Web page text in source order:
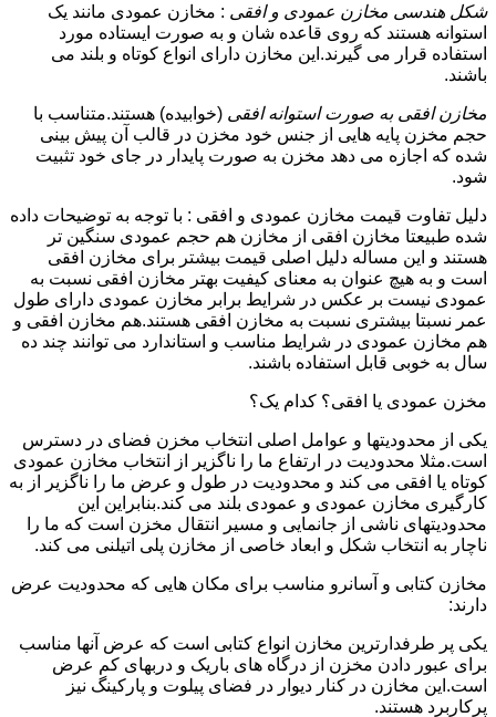
شکل هندسی مخازن عمودی و افقی : مخازن عمودی مانند یک
استوانه هستند که روی قاعده شان و به صورت ایستاده مورد
استفاده قرار می گیرند.این مخازن دارای انواع کوتاه و بلند می
باشند.
مخازن افقی به صورت استوانه افقی (خوابیده) هستند.متناسب با
حجم مخزن پایه هایی از جنس خود مخزن در قالب آن پیش بینی
شده که اجازه می دهد مخزن به صورت پایدار در جای خود تثبیت
شود.
دلیل تفاوت قیمت مخازن عمودی و افقی : با توجه به توضیحات داده
شده طبیعتا مخازن افقی از مخازن هم حجم عمودی سنگین تر
هستند و این مساله دلیل اصلی قیمت بیشتر برای مخازن افقی
است و به هیچ عنوان به معنای کیفیت بهتر مخازن افقی نسبت به
عمودی نیست بر عکس در شرایط برابر مخازن عمودی دارای طول
عمر نسبتا بیشتری نسبت به مخازن افقی هستند.هم مخازن افقی و
هم مخازن عمودی در شرایط مناسب و استاندارد می توانند چند ده
سال به خوبی قابل استفاده باشند.
مخزن عمودی یا افقی؟ کدام یک؟
یکی از محدودیتها و عوامل اصلی انتخاب مخزن فضای در دسترس
است.مثلا محدودیت در ارتفاع ما را ناگزیر از انتخاب مخازن عمودی
کوتاه یا افقی می کند و محدودیت در طول و عرض ما را ناگزیر از به
کارگیری مخازن عمودی و عمودی بلند می کند.بنابراین این
محدودیتهای ناشی از جانمایی و مسیر انتقال مخزن است که ما را
ناچار به انتخاب شکل و ابعاد خاصی از مخازن پلی اتیلنی می کند.
مخازن کتابی و آسانرو مناسب برای مکان هایی که محدودیت عرض
دارند:
یکی پر طرفدارترین مخازن انواع کتابی است که عرض آنها مناسب
برای عبور دادن مخزن از درگاه های باریک و دربهای کم عرض
است.این مخازن در کنار دیوار در فضای پیلوت و پارکینگ نیز
پرکاربرد هستند.